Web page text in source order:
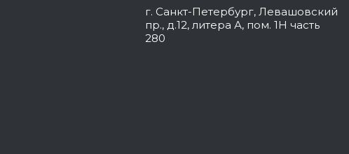
г. Санкт-Петербург, Левашовский
пр., д.12, литера А, пом. 1Н часть
280